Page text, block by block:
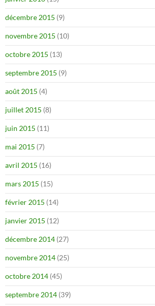
décembre 2015 (9)
novembre 2015 (10)
octobre 2015 (13)
septembre 2015 (9)
août 2015 (4)
juillet 2015 (8)
juin 2015 (11)
mai 2015 (7)
avril 2015 (16)
mars 2015 (15)
février 2015 (14)
janvier 2015 (12)
décembre 2014 (27)
novembre 2014 (25)
octobre 2014 (45)
septembre 2014 (39)